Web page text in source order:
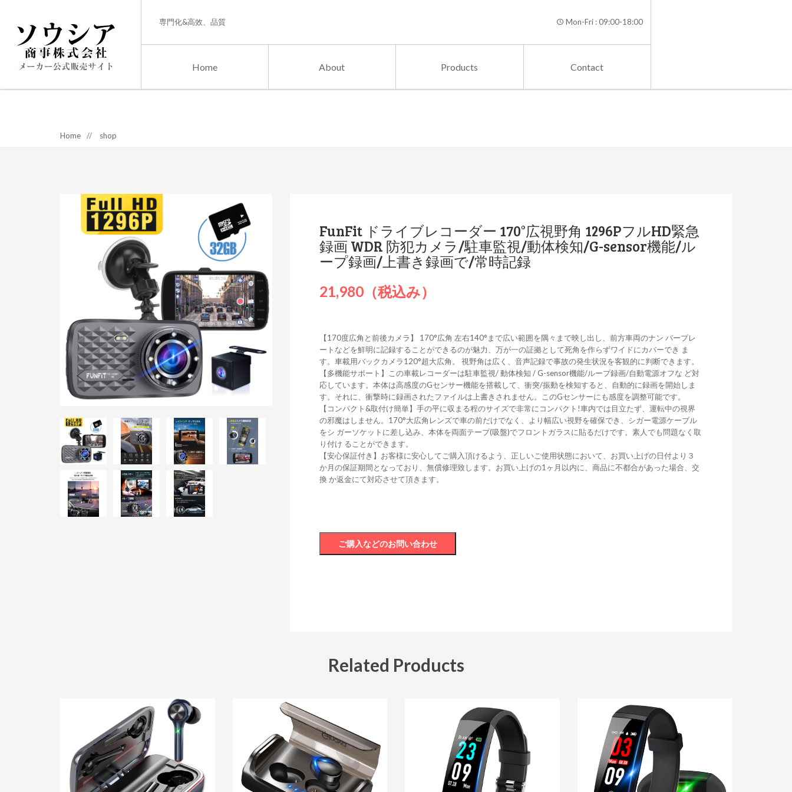
専門化&高效、品質 Mon-Fri : 09:00-18:00
Home About Products Contact
Home // shop
FunFit ドライブレコーダー 170°広視野角 1296PフルHD緊急
録画 WDR 防犯カメラ/駐車監視/動体検知/G-sensor機能/ル
ープ録画/上書き録画で/常時記録
21,980（税込み）
【170度広角と前後カメラ】 170°広角 左右140°まで広い範囲を隅々まで映し出し、前方車両のナン バープレ
ートなどを鮮明に記録することができるのが魅力、万が一の証拠として死角を作らずワイドにカバーでき ま
す。車載用バックカメラ120°超大広角。 視野角は広く、音声記録で事故の発生状況を客観的に判断できます。
【多機能サポート】この車載レコーダーは駐車監視/ 動体検知 / G-sensor機能/ループ録画/自動電源オフな ど対
応しています。本体は高感度のGセンサー機能を搭載して、衝突/振動を検知すると、自動的に録画を開始しま
す。それに、衝撃時に録画されたファイルは上書きされません。このGセンサーにも感度を調整可能です。
【コンパクト&取付け簡単】手の平に収まる程のサイズで非常にコンパクト!車内では目立たず、運転中の視界
の邪魔はしません。170°大広角レンズで車の前だけでなく、より幅広い視野を確保でき、シガー電源ケーブル
をシ ガーソケットに差し込み、本体を両面テープ(吸盤)でフロントガラスに貼るだけです。素人でも問題なく取
り付け ることができます。
【安心保証付き】お客様に安心してご購入頂けるよう、正しいご使用状態において、お買い上げの日付より３
か月の保証期間となっており、無償修理致します。お買い上げの1ヶ月以内に、商品に不都合があった場合、交
換 か返金にて対応させて頂きます。
Related Products